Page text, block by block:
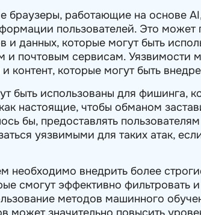
браузеры, работающие на основе
пользователей. Это может
данных, которые могут быть
и почтовым сервисам. Уязвимости
контент, которые могут быть
быть использованы для фишинга,
настоящие, чтобы обманом
бы, предоставлять пользователям
уязвимыми для таких атак,
необходимо внедрить более
смогут эффективно фильтровать
методов машинного